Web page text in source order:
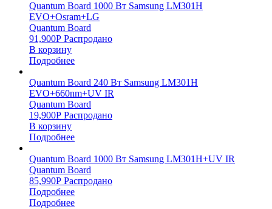
Quantum Board 1000 Вт Samsung LM301H
EVO+Osram+LG
Quantum Board
91,900Р Распродано
В корзину
Подробнее
Quantum Board 240 Вт Samsung LM301H
EVO+660nm+UV IR
Quantum Board
19,900Р Распродано
В корзину
Подробнее
Quantum Board 1000 Вт Samsung LM301H+UV IR
Quantum Board
85,990Р Распродано
Подробнее
Подробнее